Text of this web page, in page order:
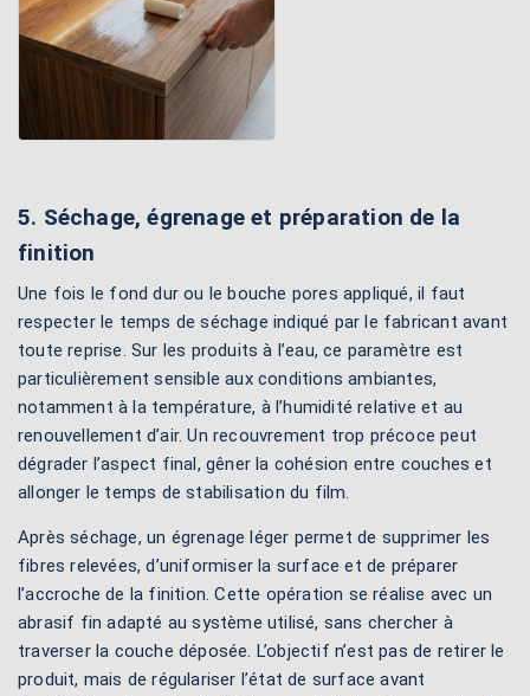
5. Séchage, égrenage et préparation de la
finition
Une fois le fond dur ou le bouche pores appliqué, il faut
respecter le temps de séchage indiqué par le fabricant avant
toute reprise. Sur les produits à l’eau, ce paramètre est
particulièrement sensible aux conditions ambiantes,
notamment à la température, à l’humidité relative et au
renouvellement d’air. Un recouvrement trop précoce peut
dégrader l’aspect final, gêner la cohésion entre couches et
allonger le temps de stabilisation du film.
Après séchage, un égrenage léger permet de supprimer les
fibres relevées, d’uniformiser la surface et de préparer
l’accroche de la finition. Cette opération se réalise avec un
abrasif fin adapté au système utilisé, sans chercher à
traverser la couche déposée. L’objectif n’est pas de retirer le
produit, mais de régulariser l’état de surface avant